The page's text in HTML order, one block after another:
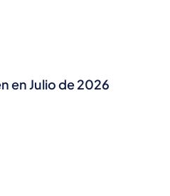
en Julio de 2026